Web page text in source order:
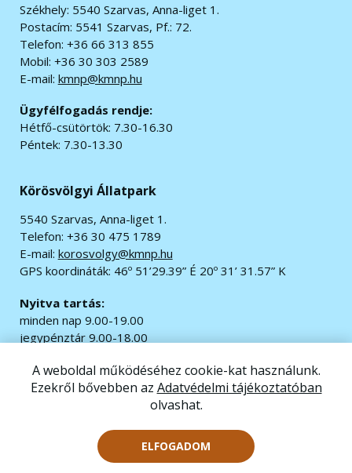
A weboldal működéséhez cookie-kat használunk.
Ezekről bővebben az Adatvédelmi tájékoztatóban
olvashat.
ELFOGADOM
Székhely: 5540 Szarvas, Anna-liget 1.
Postacím: 5541 Szarvas, Pf.: 72.
Telefon: +36 66 313 855
Mobil: +36 30 303 2589
E-mail: kmnp@kmnp.hu
Ügyfélfogadás rendje:
Hétfő-csütörtök: 7.30-16.30
Péntek: 7.30-13.30
Körösvölgyi Állatpark
5540 Szarvas, Anna-liget 1.
Telefon: +36 30 475 1789
E-mail: korosvolgy@kmnp.hu
GPS koordináták: 46º 51’29.39” É 20º 31’ 31.57” K
Nyitva tartás:
minden nap 9.00-19.00
jegypénztár 9.00-18.00
© 2020 Minden jog fenntartva.
Adatvédelem